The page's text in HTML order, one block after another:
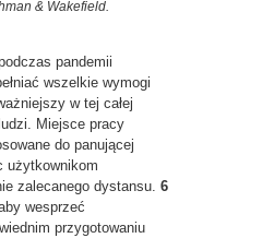
& Wakefield.
pandemii
wszelkie wymogi
w tej całej
Miejsce pracy
do panującej
użytkownikom
zalecanego dystansu. 6
wesprzeć
przygotowaniu